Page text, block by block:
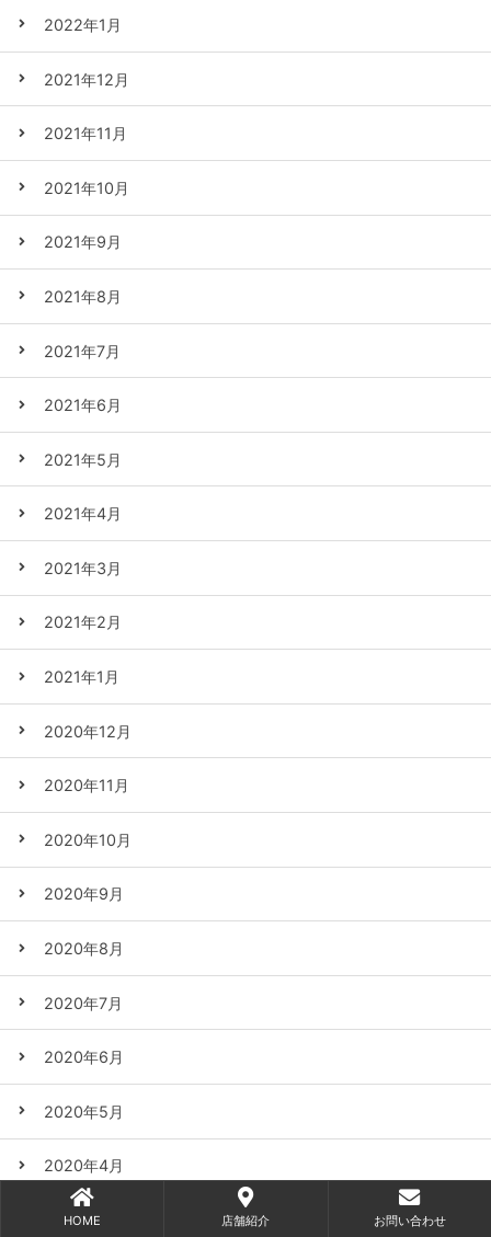
2022年1月
2021年12月
2021年11月
2021年10月
2021年9月
2021年8月
2021年7月
2021年6月
2021年5月
2021年4月
2021年3月
2021年2月
2021年1月
2020年12月
2020年11月
2020年10月
2020年9月
2020年8月
2020年7月
2020年6月
2020年5月
2020年4月
2020年3月
HOME 店舗紹介 お問い合わせ